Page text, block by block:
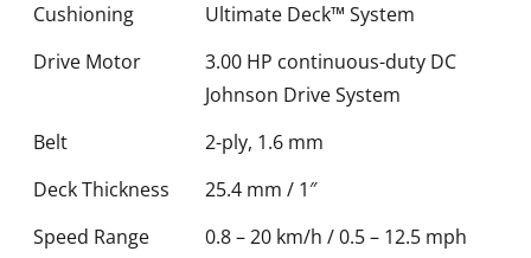
Cushioning
Ultimate Deck™ System
Drive Motor
3.00 HP continuous-duty DC
Johnson Drive System
Belt
2-ply, 1.6 mm
Deck Thickness
25.4 mm / 1″
Speed Range
0.8 – 20 km/h / 0.5 – 12.5 mph